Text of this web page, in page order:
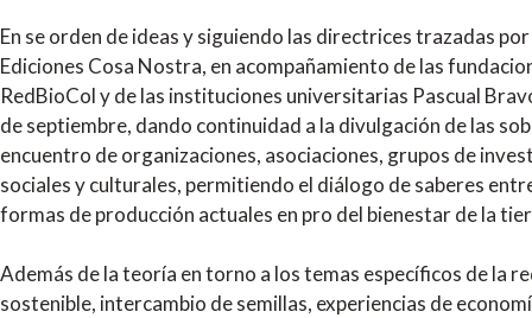
En se orden de ideas y siguiendo las directrices trazadas
Ediciones Cosa Nostra, en acompañamiento de las
RedBioCol y de las instituciones universitarias Pascual
de septiembre, dando continuidad a la divulgación de las
encuentro de organizaciones, asociaciones, grupos de
sociales y culturales, permitiendo el diálogo de saberes
formas de producción actuales en pro del bienestar de la
Además de la teoría en torno a los temas específicos de la
sostenible, intercambio de semillas, experiencias de